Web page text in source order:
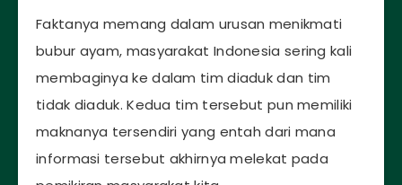
Faktanya memang dalam urusan menikmati
bubur ayam, masyarakat Indonesia sering kali
membaginya ke dalam tim diaduk dan tim
tidak diaduk. Kedua tim tersebut pun memiliki
maknanya tersendiri yang entah dari mana
informasi tersebut akhirnya melekat pada